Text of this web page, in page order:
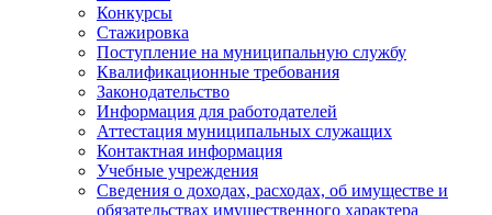
Конкурсы
Стажировка
Поступление на муниципальную службу
Квалификационные требования
Законодательство
Информация для работодателей
Аттестация муниципальных служащих
Контактная информация
Учебные учреждения
Сведения о доходах, расходах, об имуществе и
обязательствах имущественного характера